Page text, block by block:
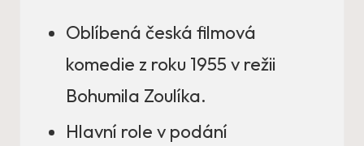
Oblíbená česká filmová
komedie z roku 1955 v režii
Bohumila Zoulíka.
Hlavní role v podání